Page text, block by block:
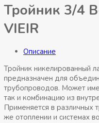
Тройник 3/4
VIEIR
Описание
Тройник никелированный
предназначен для
трубопроводов. Может
так и комбинацию из
Применяется в различных
же отоплении и системах